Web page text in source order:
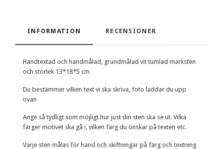
INFORMATION RECENSIONER
Handtextad och handmålad, grundmålad vit tumlad marksten
och storlek 13*18*5 cm
Du bestämmer vilken text vi ska skriva, foto laddar du upp
ovan
Ange så tydligt som möjligt hur just din sten ska se ut. Vilka
färger motivet ska gå i, vilken färg du önskar på texten etc.
Varje sten målas för hand och skiftningar på färg och textning